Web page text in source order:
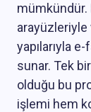
mümkündür.
yapılarıyla
sunar. Tek
olduğu bu
işlemi hem